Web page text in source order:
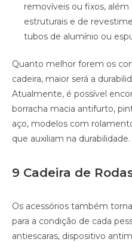
removíveis ou fixos,
estruturais e de
tubos de alumínio ou
Quanto melhor forem os
cadeira, maior será a
Atualmente, é possível
borracha macia antifurto,
aço, modelos com
que auxiliam na durabilidade.
9 Cadeira de
Os acessórios também
para a condição de cada
antiescaras, dispositivo